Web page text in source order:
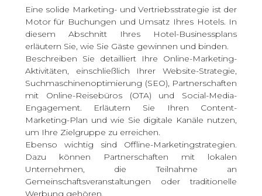
Eine solide Marketing- und Vertriebsstrategie ist der
Motor für Buchungen und Umsatz Ihres Hotels. In
diesem Abschnitt Ihres Hotel-Businessplans
erläutern Sie, wie Sie Gäste gewinnen und binden.
Beschreiben Sie detailliert Ihre Online-Marketing-
Aktivitäten, einschließlich Ihrer Website-Strategie,
Suchmaschinenoptimierung (SEO), Partnerschaften
mit Online-Reisebüros (OTA) und Social-Media-
Engagement. Erläutern Sie Ihren Content-
Marketing-Plan und wie Sie digitale Kanäle nutzen,
um Ihre Zielgruppe zu erreichen.
Ebenso wichtig sind Offline-Marketingstrategien.
Dazu können Partnerschaften mit lokalen
Unternehmen, die Teilnahme an
Gemeinschaftsveranstaltungen oder traditionelle
Werbung gehören.